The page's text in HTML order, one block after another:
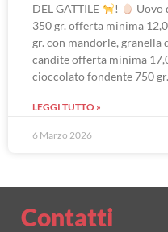
DEL GATTILE
!
Uovo
350 gr. offerta minima
gr. con mandorle, granella
candite offerta minima
cioccolato fondente 750
LEGGI TUTTO »
6 Marzo 2026
Contatti